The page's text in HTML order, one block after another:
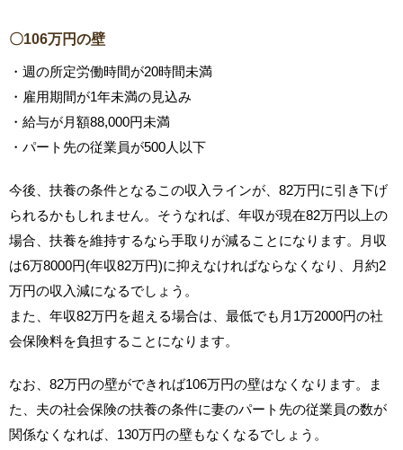
〇106万円の壁
・週の所定労働時間が20時間未満
・雇用期間が1年未満の見込み
・給与が月額88,000円未満
・パート先の従業員が500人以下
今後、扶養の条件となるこの収入ラインが、82万円に引き下げ
られるかもしれません。そうなれば、年収が現在82万円以上の
場合、扶養を維持するなら手取りが減ることになります。月収
は6万8000円(年収82万円)に抑えなければならなくなり、月約2
万円の収入減になるでしょう。
また、年収82万円を超える場合は、最低でも月1万2000円の社
会保険料を負担することになります。
なお、82万円の壁ができれば106万円の壁はなくなります。ま
た、夫の社会保険の扶養の条件に妻のパート先の従業員の数が
関係なくなれば、130万円の壁もなくなるでしょう。